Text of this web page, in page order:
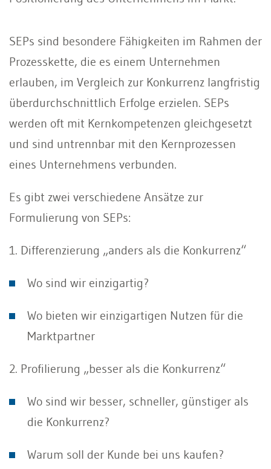
SEPs sind besondere Fähigkeiten im Rahmen der
Prozesskette, die es einem Unternehmen
erlauben, im Vergleich zur Konkurrenz langfristig
überdurchschnittlich Erfolge erzielen. SEPs
werden oft mit Kernkompetenzen gleichgesetzt
und sind untrennbar mit den Kernprozessen
eines Unternehmens verbunden.
Es gibt zwei verschiedene Ansätze zur
Formulierung von SEPs:
1. Differenzierung „anders als die Konkurrenz“
Wo sind wir einzigartig?
Wo bieten wir einzigartigen Nutzen für die
Marktpartner
2. Profilierung „besser als die Konkurrenz“
Wo sind wir besser, schneller, günstiger als
die Konkurrenz?
Warum soll der Kunde bei uns kaufen?